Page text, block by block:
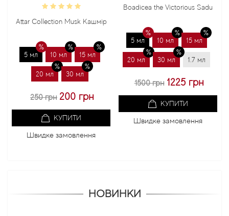
Attar Collection Musk Кашмір
10 мл 15 мл
20 мл 30 мл
250 грн 200 грн
КУПИТИ
Швидке замовлення
Boadicea the Victorious Sadu
10 мл 15 мл
20 мл 30 мл 1.7 мл
1500 грн 1225 грн
КУПИТИ
Швидке замовлення
НОВИНКИ